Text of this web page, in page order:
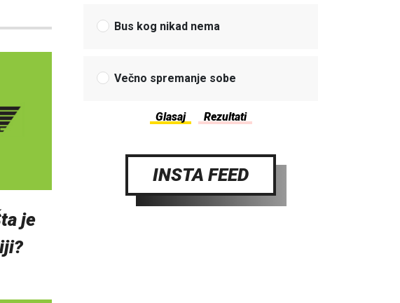
je
Bus kog nikad nema
Večno spremanje sobe
INSTA FEED